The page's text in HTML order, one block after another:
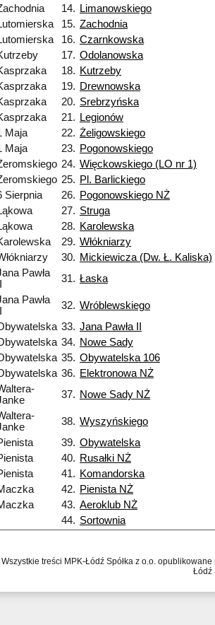
14. Limanowskiego
15. Zachodnia
16. Czarnkowska
17. Odolanowska
18. Kutrzeby
19. Drewnowska
20. Srebrzyńska
21. Legionów
Maja
22. Żeligowskiego
Maja
23. Pogonowskiego
24. Więckowskiego (LO nr 1)
25. Pl. Barlickiego
Sierpnia
26. Pogonowskiego NŻ
27. Struga
28. Karolewska
29. Włókniarzy
30. Mickiewicza (Dw. Ł. Kaliska)
Pawła
31. Łaska
Pawła
32. Wróblewskiego
33. Jana Pawła II
34. Nowe Sady
35. Obywatelska 106
36. Elektronowa NŻ
37. Nowe Sady NŻ
38. Wyszyńskiego
39. Obywatelska
40. Rusałki NŻ
41. Komandorska
42. Pienista NŻ
43. Aeroklub NŻ
44. Sortownia
Wszystkie treści MPK-Łódź Spółka z o.o.
Łódź